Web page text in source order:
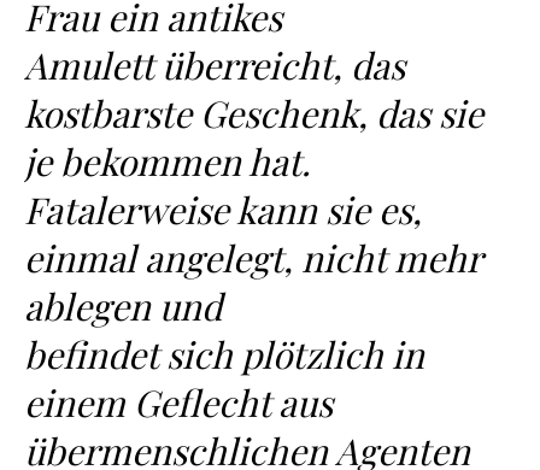
Frau ein antikes
Amulett überreicht, das
kostbarste Geschenk, das sie
je bekommen hat.
Fatalerweise kann sie es,
einmal angelegt, nicht mehr
ablegen und
befindet sich plötzlich in
einem Geflecht aus
übermenschlichen Agenten